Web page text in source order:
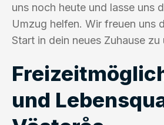
uns noch heute und lasse uns
Umzug helfen. Wir freuen uns
Start in dein neues Zuhause zu
und